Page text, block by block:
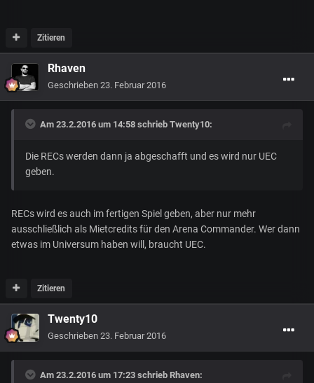
Zitieren
Rhaven
Geschrieben 23. Februar 2016
Am 23.2.2016 um 14:58 schrieb Twenty10:
Die RECs werden dann ja abgeschafft und es wird nur UEC
geben.
RECs wird es auch im fertigen Spiel geben, aber nur mehr
ausschließlich als Mietcredits für den Arena Commander. Wer dann
etwas im Universum haben will, braucht UEC.
Zitieren
Twenty10
Geschrieben 23. Februar 2016
Am 23.2.2016 um 17:23 schrieb Rhaven: